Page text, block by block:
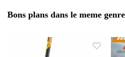
Bons plans dans le meme genre